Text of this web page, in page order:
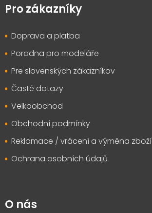
pPro zákazníky
Doprava a platba
Poradna pro modeláře
Pre slovenských zákazníkov
Časté dotazy
Velkoobchod
Obchodní podmínky
Reklamace / vrácení a výměna zboží
Ochrana osobních údajů
O nás